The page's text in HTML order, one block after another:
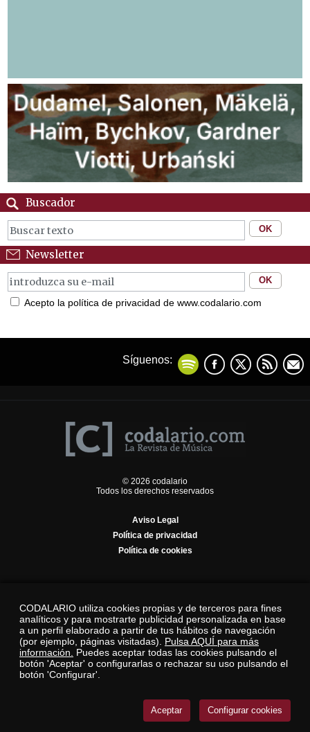
Buscador
Newsletter
Acepto la política de privacidad de www.codalario.com
Síguenos:
© 2026 codalario
Todos los derechos reservados
Aviso Legal
Política de privacidad
Política de cookies
CODALARIO utiliza cookies propias y de terceros para fines
analíticos y para mostrarte publicidad personalizada en base
a un perfil elaborado a partir de tus hábitos de navegación
(por ejemplo, páginas visitadas). Pulsa AQUÍ para más
información.
Puedes aceptar todas las cookies pulsando el
botón 'Aceptar' o configurarlas o rechazar su uso pulsando el
botón 'Configurar'.
Aceptar Configurar cookies